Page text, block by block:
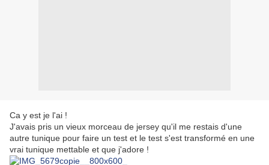
Ca y est je l'ai !
J'avais pris un vieux morceau de jersey qu'il me restais d'une
autre tunique pour faire un test et le test s'est transformé en une
vrai tunique mettable et que j'adore !